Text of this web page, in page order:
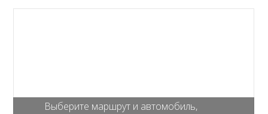
Выберите маршрут и автомобиль,